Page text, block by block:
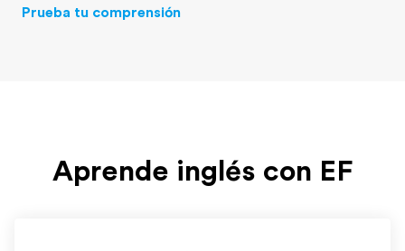
Prueba tu comprensión
Aprende inglés con EF